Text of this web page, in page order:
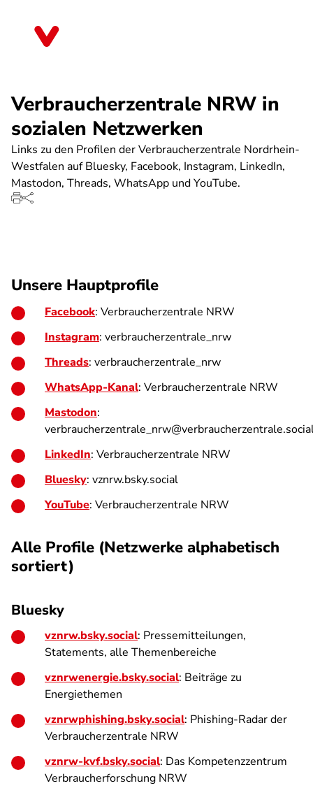
Verbraucherzentrale NRW in
sozialen Netzwerken
Links zu den Profilen der Verbraucherzentrale Nordrhein-
Westfalen auf Bluesky, Facebook, Instagram, LinkedIn,
Mastodon, Threads, WhatsApp und YouTube.
Unsere Hauptprofile
Facebook: Verbraucherzentrale NRW
Instagram: verbraucherzentrale_nrw
Threads: verbraucherzentrale_nrw
WhatsApp-Kanal: Verbraucherzentrale NRW
Mastodon:
LinkedIn: Verbraucherzentrale NRW
Bluesky: vznrw.bsky.social
YouTube: Verbraucherzentrale NRW
Alle Profile (Netzwerke alphabetisch
sortiert)
Bluesky
vznrw.bsky.social: Pressemitteilungen,
Statements, alle Themenbereiche
vznrwenergie.bsky.social: Beiträge zu
Energiethemen
vznrwphishing.bsky.social: Phishing-Radar der
Verbraucherzentrale NRW
vznrw-kvf.bsky.social: Das Kompetenzzentrum
Verbraucherforschung NRW